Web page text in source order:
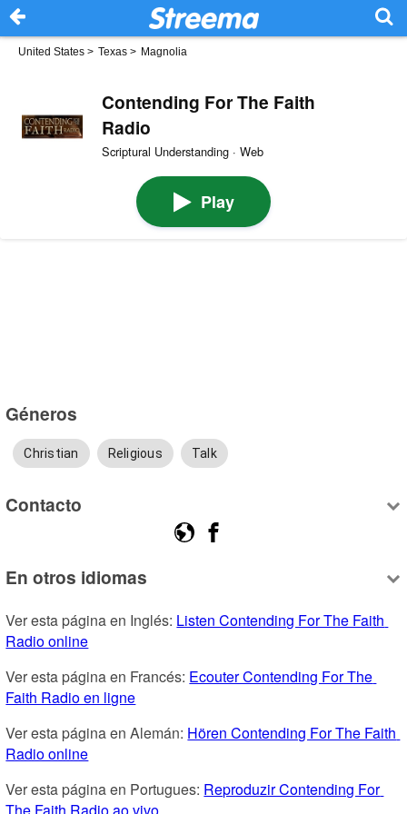
United States > Texas > Magnolia
Contending For The Faith
Radio
Scriptural Understanding · Web
Play
Géneros
Christian Religious Talk
Contacto
En otros idiomas
Ver esta página en Inglés: Listen Contending For The Faith
Radio online
Ver esta página en Francés: Ecouter Contending For The
Faith Radio en ligne
Ver esta página en Alemán: Hören Contending For The Faith
Radio online
Ver esta página en Portugues: Reproduzir Contending For
The Faith Radio ao vivo